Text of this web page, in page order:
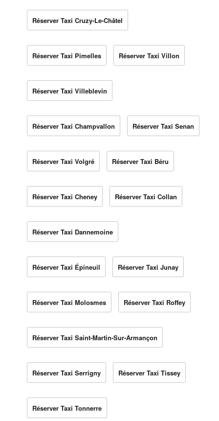
Réserver Taxi Cruzy-Le-Châtel
Réserver Taxi Pimelles Réserver Taxi Villon
Réserver Taxi Villeblevin
Réserver Taxi Champvallon Réserver Taxi Senan
Réserver Taxi Volgré Réserver Taxi Béru
Réserver Taxi Cheney Réserver Taxi Collan
Réserver Taxi Dannemoine
Réserver Taxi Épineuil Réserver Taxi Junay
Réserver Taxi Molosmes Réserver Taxi Roffey
Réserver Taxi Saint-Martin-Sur-Armançon
Réserver Taxi Serrigny Réserver Taxi Tissey
Réserver Taxi Tonnerre